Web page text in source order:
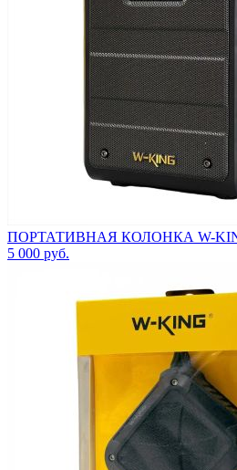
ПОРТАТИВНАЯ КОЛОНКА W-
5 000 руб.